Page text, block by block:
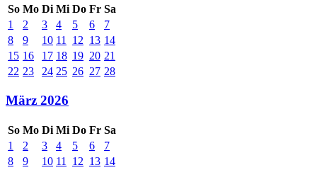
So Mo Di Mi Do Fr Sa
1
2 3 4 5 6
7
8
9 10 11 12 13 14
15 16 17 18 19 20 21
22 23 24 25 26 27 28
März 2026
So Mo Di Mi Do Fr Sa
1
2 3 4 5 6
7
8
9 10 11 12 13 14